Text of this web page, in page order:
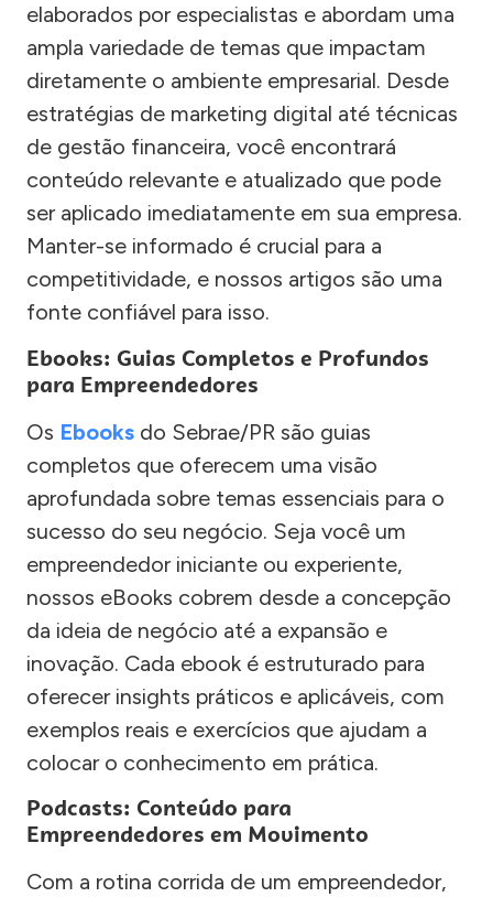
elaborados por especialistas e abordam uma
ampla variedade de temas que impactam
diretamente o ambiente empresarial. Desde
estratégias de marketing digital até técnicas
de gestão financeira, você encontrará
conteúdo relevante e atualizado que pode
ser aplicado imediatamente em sua empresa.
Manter-se informado é crucial para a
competitividade, e nossos artigos são uma
fonte confiável para isso.
Ebooks: Guias Completos e Profundos
para Empreendedores
Os Ebooks do Sebrae/PR são guias
completos que oferecem uma visão
aprofundada sobre temas essenciais para o
sucesso do seu negócio. Seja você um
empreendedor iniciante ou experiente,
nossos eBooks cobrem desde a concepção
da ideia de negócio até a expansão e
inovação. Cada ebook é estruturado para
oferecer insights práticos e aplicáveis, com
exemplos reais e exercícios que ajudam a
colocar o conhecimento em prática.
Podcasts: Conteúdo para
Empreendedores em Movimento
Com a rotina corrida de um empreendedor,